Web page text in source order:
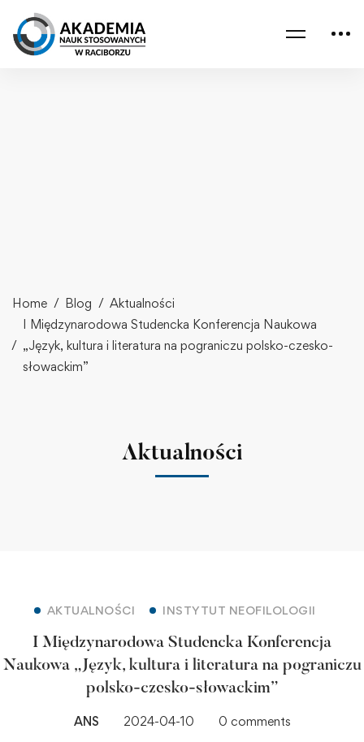
Home Blog
Aktualności
I Międzynarodowa Studencka Konferencja Naukowa
„Język, kultura i literatura na pograniczu polsko-czesko-
słowackim”
Aktualności
AKTUALNOŚCI INSTYTUT NEOFILOLOGII
I Międzynarodowa Studencka Konferencja
Naukowa „Język, kultura i literatura na pograniczu
polsko-czesko-słowackim”
ANS 2024-04-10 0 comments